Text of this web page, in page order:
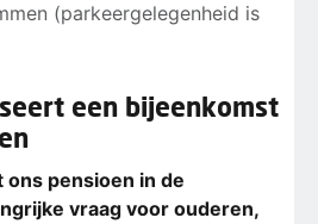
(parkeergelegenheid is
een bijeenkomst
pensioen in de
vraag voor ouderen,